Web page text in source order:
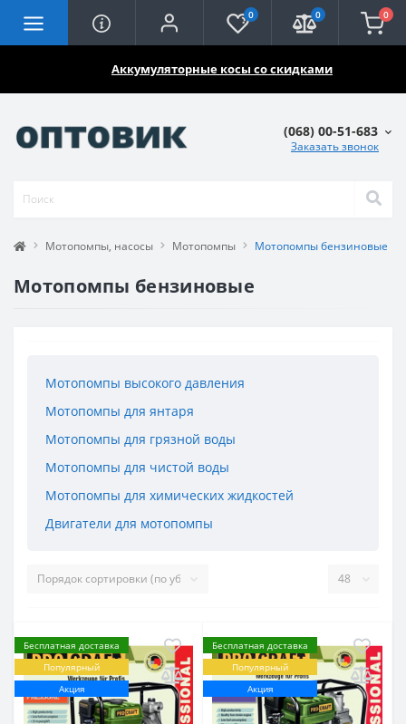
Аккумуляторные косы со скидками
0 0 0
(068) 00-51-683
Заказать звонок
Мотопомпы, насосы Мотопомпы Мотопомпы бензиновые
Мотопомпы бензиновые
Мотопомпы высокого давления
Мотопомпы для янтаря
Мотопомпы для грязной воды
Мотопомпы для чистой воды
Мотопомпы для химических жидкостей
Двигатели для мотопомпы
Бесплатная доставка
Популярный
Акция
Бесплатная доставка
Популярный
Акция